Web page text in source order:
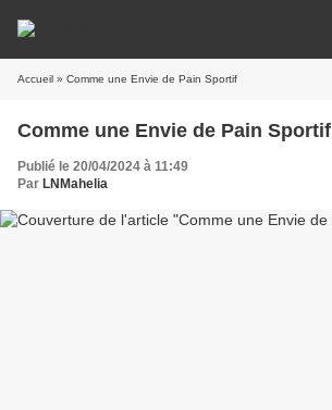
Accueil » Comme une Envie de Pain Sportif
Comme une Envie de Pain Sportif
Publié le 20/04/2024 à 11:49
Par LNMahelia